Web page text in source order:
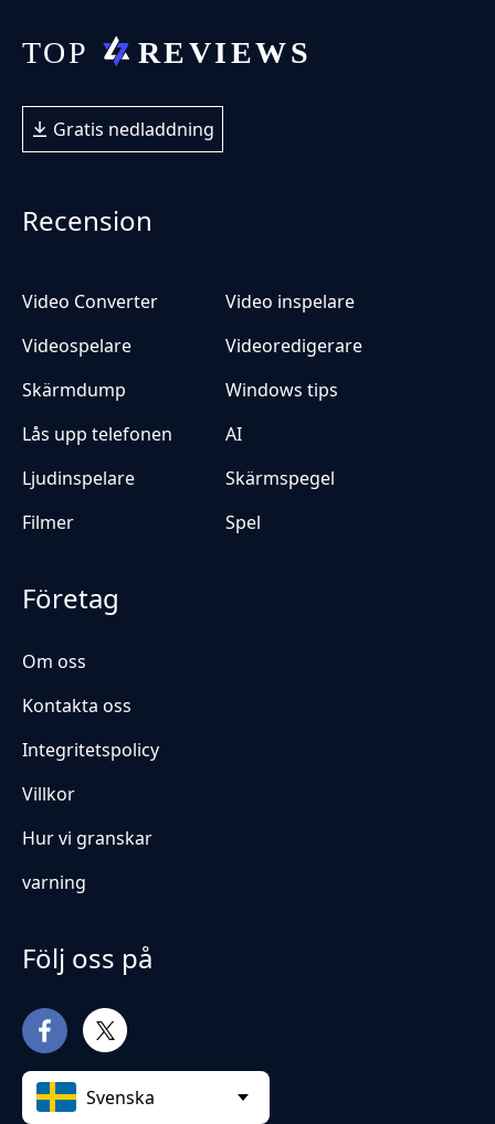
Gratis nedladdning
Recension
Video Converter
Video inspelare
Videospelare
Videoredigerare
Skärmdump
Windows tips
Lås upp telefonen
AI
Ljudinspelare
Skärmspegel
Filmer
Spel
Företag
Om oss
Kontakta oss
Integritetspolicy
Villkor
Hur vi granskar
varning
Följ oss på
Svenska